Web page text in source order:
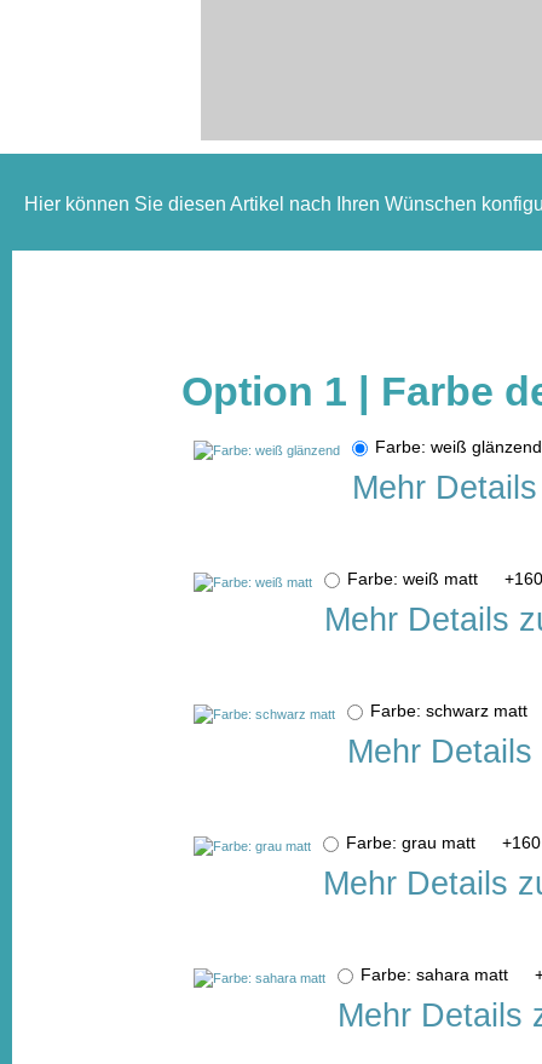
Hier können Sie diesen Artikel nach Ihren Wünschen
Option 1 | Farbe
Farbe: weiß
Mehr
Farbe: weiß matt +
Mehr Details
Farbe: schwarz matt
Mehr
Farbe: grau matt +
Mehr Details
Farbe: sahara matt
Mehr Details